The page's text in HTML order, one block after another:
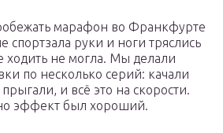
марафон во Франкфурте
спортзала руки и ноги тряслись
ходить не могла. Мы делали
по несколько серий: качали
и всё это на скорости.
эффект был хороший.